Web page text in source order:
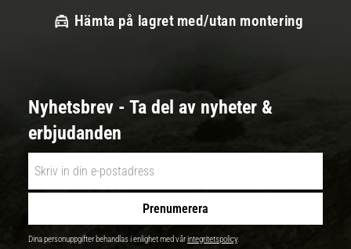
Hämta på lagret med/utan montering
Nyhetsbrev - Ta del av nyheter &
erbjudanden
Prenumerera
Dina personuppgifter behandlas i enlighet med vårintegritetspolicy.